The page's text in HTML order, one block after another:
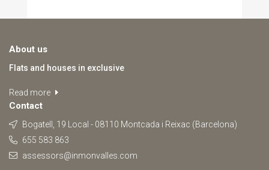
About us
Flats and houses in exclusive
Read more
Contact
Bogatell, 19 Local - 08110 Montcada i Reixac (Barcelona)
655 583 863
assessors@inmonvalles.com